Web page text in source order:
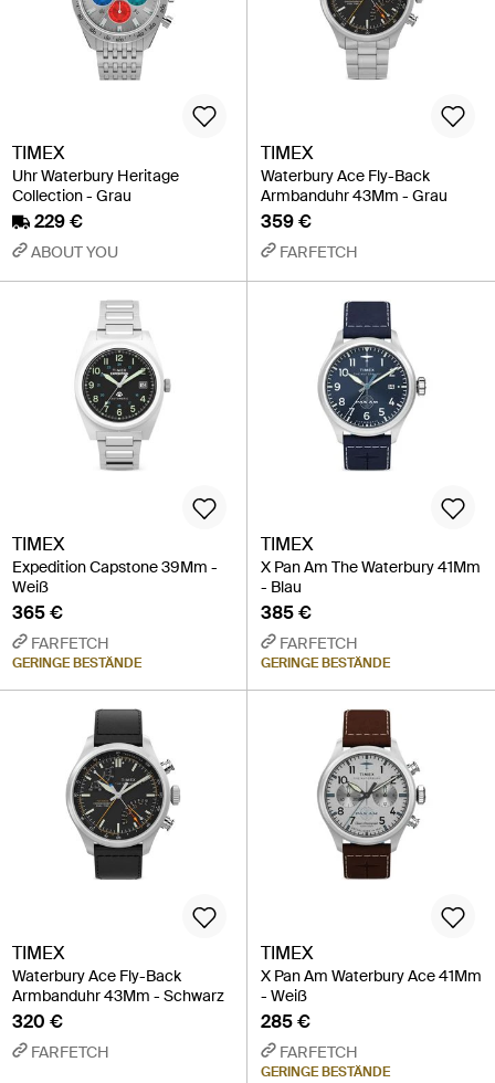
TIMEX
Uhr Waterbury Heritage
Collection - Grau
229 €
ABOUT YOU
TIMEX
Waterbury Ace Fly-Back
Armbanduhr 43Mm - Grau
359 €
FARFETCH
TIMEX
Expedition Capstone 39Mm -
Weiß
365 €
FARFETCH
GERINGE BESTÄNDE
TIMEX
X Pan Am The Waterbury 41Mm
- Blau
385 €
FARFETCH
GERINGE BESTÄNDE
TIMEX
Waterbury Ace Fly-Back
Armbanduhr 43Mm - Schwarz
320 €
FARFETCH
TIMEX
X Pan Am Waterbury Ace 41Mm
- Weiß
285 €
FARFETCH
GERINGE BESTÄNDE